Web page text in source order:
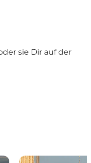
sie Dir auf der